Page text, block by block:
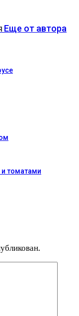
Еще от автора
томатами